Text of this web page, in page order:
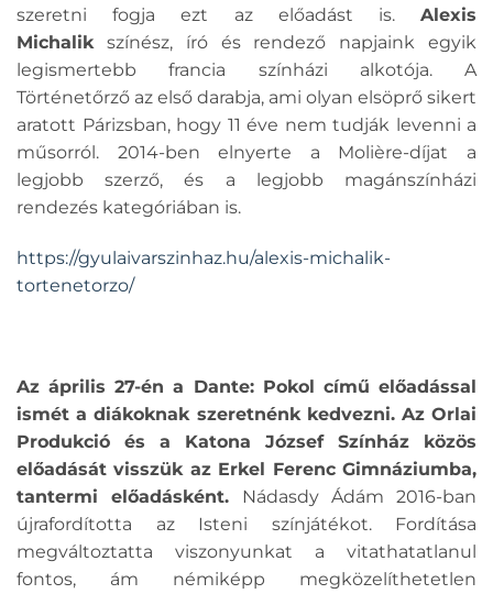
szeretni fogja ezt az előadást is. Alexis
Michalikszínész, író és rendező napjaink egyik
legismertebb francia színházi alkotója. A
Történetőrző az első darabja, ami olyan elsöprő sikert
aratott Párizsban, hogy 11 éve nem tudják levenni a
műsorról. 2014-ben elnyerte a Molière-díjat a
legjobb szerző, és a legjobb magánszínházi
rendezés kategóriában is.
https://gyulaivarszinhaz.hu/alexis-michalik-
tortenetorzo/
Az április 27-én a Dante: Pokol című előadással
ismét a diákoknak szeretnénk kedvezni. Az Orlai
Produkció és a Katona József Színház közös
előadását visszük az Erkel Ferenc Gimnáziumba,
tantermi előadásként. Nádasdy Ádám 2016-ban
újrafordította az Isteni színjátékot. Fordítása
megváltoztatta viszonyunkat a vitathatatlanul
fontos, ám némiképp megközelíthetetlen